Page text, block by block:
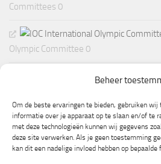
Beheer
Om de beste ervaringen te bieden, gebruiken wij
informatie over je apparaat op te slaan en/of te
met deze technologieën kunnen wij gegevens
deze site verwerken. Als je geen toestemming
kan dit een nadelige invloed hebben op
Committees 0
Olympic Committee 0